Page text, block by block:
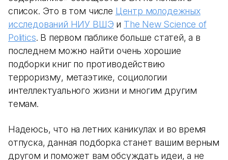
список. Это в том числе Центр молодежных
исследований НИУ ВШЭ и The New Science of
Politics. В первом паблике больше статей, а в
последнем можно найти очень хорошие
подборки книг по противодействию
терроризму, метаэтике, социологии
интеллектуального жизни и многим другим
темам.
Надеюсь, что на летних каникулах и во время
отпуска, данная подборка станет вашим верным
другом и поможет вам обсуждать идеи, а не